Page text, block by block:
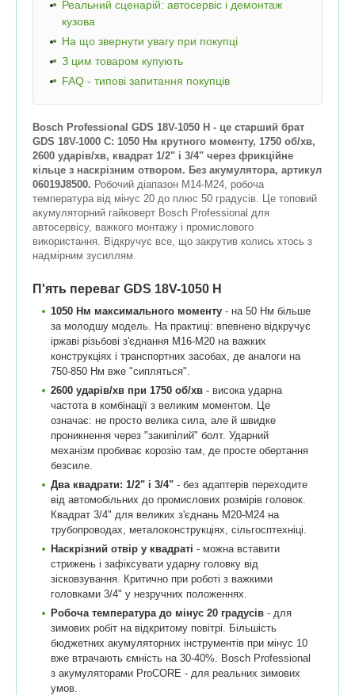
Реальний сценарій: автосервіс і демонтаж
кузова
На що звернути увагу при покупці
З цим товаром купують
FAQ - типові запитання покупців
Bosch Professional GDS 18V-1050 H - це старший брат
GDS 18V-1000 C: 1050 Нм крутного моменту, 1750 об/хв,
2600 ударів/хв, квадрат 1/2" і 3/4" через фрикційне
кільце з наскрізним отвором. Без акумулятора, артикул
06019J8500. Робочий діапазон M14-M24, робоча
температура від мінус 20 до плюс 50 градусів. Це топовий
акумуляторний гайковерт Bosch Professional для
автосервісу, важкого монтажу і промислового
використання. Відкручує все, що закрутив колись хтось з
надмірним зусиллям.
П'ять переваг GDS 18V-1050 H
1050 Нм максимального моменту - на 50 Нм більше
за молодшу модель. На практиці: впевнено відкручує
іржаві різьбові з'єднання M16-M20 на важких
конструкціях і транспортних засобах, де аналоги на
750-850 Нм вже "сипляться".
2600 ударів/хв при 1750 об/хв - висока ударна
частота в комбінації з великим моментом. Це
означає: не просто велика сила, але й швидке
проникнення через "закипілий" болт. Ударний
механізм пробиває корозію там, де просте обертання
безсиле.
Два квадрати: 1/2" і 3/4" - без адаптерів переходите
від автомобільних до промислових розмірів головок.
Квадрат 3/4" для великих з'єднань M20-M24 на
трубопроводах, металоконструкціях, сільгосптехніці.
Наскрізний отвір у квадраті - можна вставити
стрижень і зафіксувати ударну головку від
зісковзування. Критично при роботі з важкими
головками 3/4" у незручних положеннях.
Робоча температура до мінус 20 градусів - для
зимових робіт на відкритому повітрі. Більшість
бюджетних акумуляторних інструментів при мінус 10
вже втрачають ємність на 30-40%. Bosch Professional
з акумуляторами ProCORE - для реальних зимових
умов.